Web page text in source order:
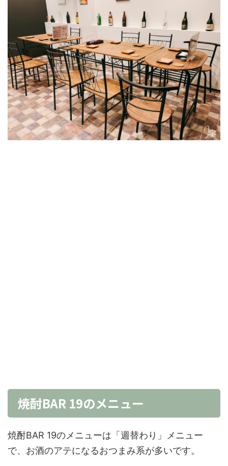
焼酎BAR 19のメニュー
焼酎BAR 19のメニューは「週替わり」メニュー
で、お酒のアテになるおつまみ系が多いです。